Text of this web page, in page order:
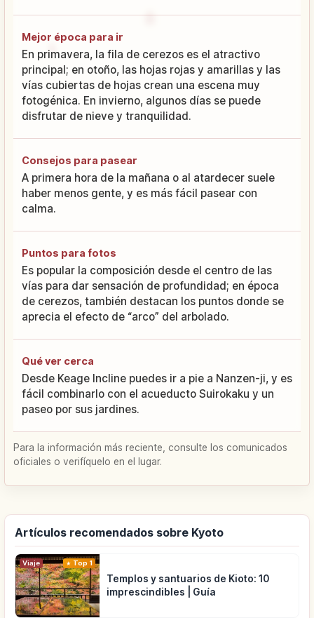
Mejor época para ir
En primavera, la fila de cerezos es el atractivo
principal; en otoño, las hojas rojas y amarillas y las
vías cubiertas de hojas crean una escena muy
fotogénica. En invierno, algunos días se puede
disfrutar de nieve y tranquilidad.
Consejos para pasear
A primera hora de la mañana o al atardecer suele
haber menos gente, y es más fácil pasear con
calma.
Puntos para fotos
Es popular la composición desde el centro de las
vías para dar sensación de profundidad; en época
de cerezos, también destacan los puntos donde se
aprecia el efecto de “arco” del arbolado.
Qué ver cerca
Desde Keage Incline puedes ir a pie a Nanzen-ji, y es
fácil combinarlo con el acueducto Suirokaku y un
paseo por sus jardines.
Para la información más reciente, consulte los comunicados
oficiales o verifíquelo en el lugar.
Artículos recomendados sobre Kyoto
Viaje Top 1
Templos y santuarios de Kioto: 10
imprescindibles | Guía